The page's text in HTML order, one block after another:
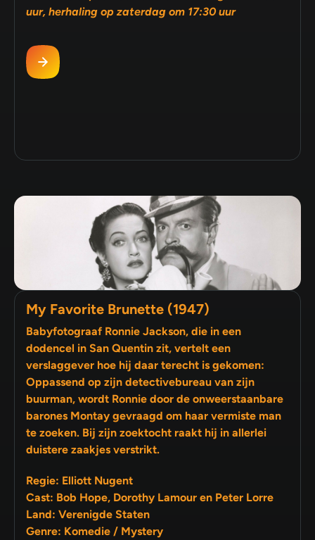
uur, herhaling op zaterdag om 17:30 uur
My Favorite Brunette (1947)
Babyfotograaf Ronnie Jackson, die in een
dodencel in San Quentin zit, vertelt een
verslaggever hoe hij daar terecht is gekomen:
Oppassend op zijn detectivebureau van zijn
buurman, wordt Ronnie door de onweerstaanbare
barones Montay gevraagd om haar vermiste man
te zoeken. Bij zijn zoektocht raakt hij in allerlei
duistere zaakjes verstrikt.
Regie: Elliott Nugent
Cast: Bob Hope, Dorothy Lamour en Peter Lorre
Land: Verenigde Staten
Genre: Komedie / Mystery